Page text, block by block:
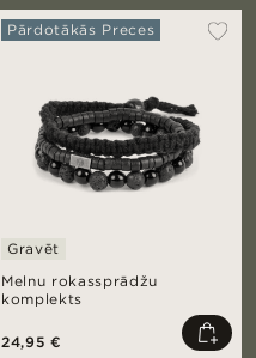
Melnu rokassprādžu
komplekts
Pārdotākās Preces
Gravēt
24,95 €